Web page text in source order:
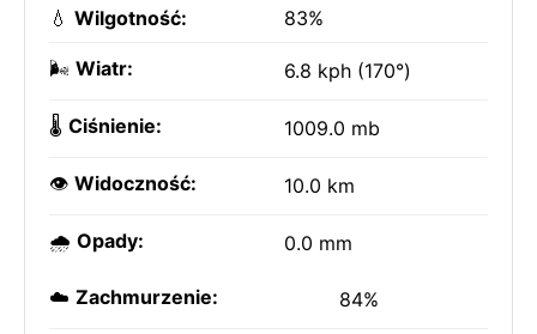
💧 Wilgotność: 83%
🌬️ Wiatr: 6.8 kph (170°)
🌡️ Ciśnienie: 1009.0 mb
👁️ Widoczność: 10.0 km
🌧️ Opady: 0.0 mm
☁️ Zachmurzenie: 84%